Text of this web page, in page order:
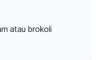
atau brokoli